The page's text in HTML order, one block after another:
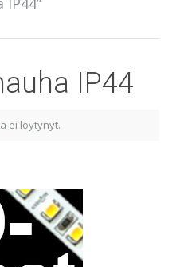
IP44
ei löytynyt.